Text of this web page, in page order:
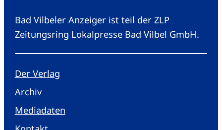
Bad Vilbeler Anzeiger ist teil der ZLP
Zeitungsring Lokalpresse Bad Vilbel GmbH.
Der Verlag
Archiv
Mediadaten